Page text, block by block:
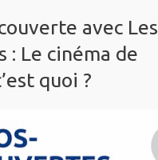
avec Les
: Le cinéma de
quoi ?